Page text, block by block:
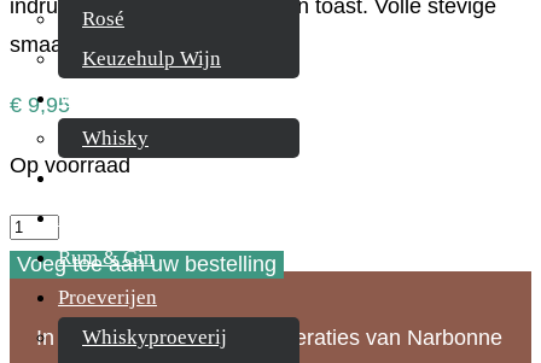
Rosé
Keuzehulp Wijn
Whisky
Whisky
Cognac
Likeur
Rum & Gin
Proeverijen
Whiskyproeverij
indrukken van rijp fruit, anijs en toast. Volle stevige
smaak met iets karamel.
€ 9,95
Op voorraad
Dom
Peynac
Chardonnay
Reserve
Voeg toe aan uw bestelling
In 2010 fuseerden de coöperaties van Narbonne